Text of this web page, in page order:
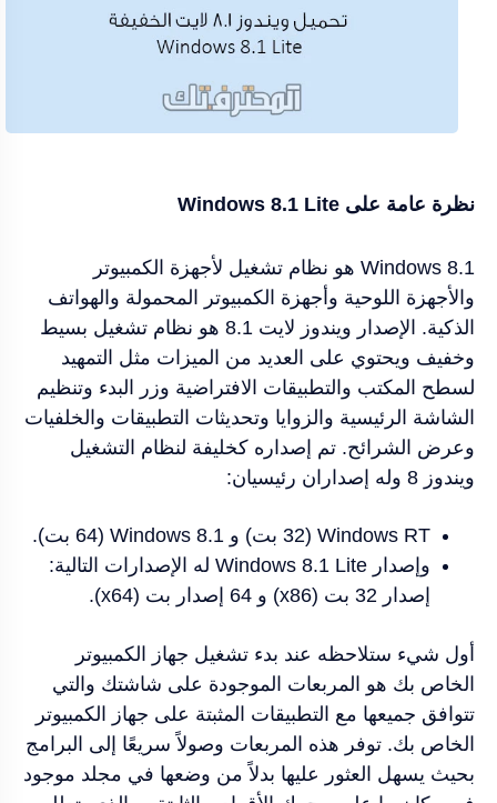
نظرة عامة على Windows 8.1 Lite
Windows 8.1 هو نظام تشغيل لأجهزة الكمبيوتر
والأجهزة اللوحية وأجهزة الكمبيوتر المحمولة والهواتف
الذكية. الإصدار ويندوز لايت 8.1 هو نظام تشغيل بسيط
وخفيف ويحتوي على العديد من الميزات مثل التمهيد
لسطح المكتب والتطبيقات الافتراضية وزر البدء وتنظيم
الشاشة الرئيسية والزوايا وتحديثات التطبيقات والخلفيات
وعرض الشرائح. تم إصداره كخليفة لنظام التشغيل
ويندوز 8 وله إصداران رئيسيان:
Windows RT (32 بت) و Windows 8.1 (64 بت).
وإصدار Windows 8.1 Lite له الإصدارات التالية:
إصدار 32 بت (x86) و 64 إصدار بت (x64).
أول شيء ستلاحظه عند بدء تشغيل جهاز الكمبيوتر
الخاص بك هو المربعات الموجودة على شاشتك والتي
تتوافق جميعها مع التطبيقات المثبتة على جهاز الكمبيوتر
الخاص بك. توفر هذه المربعات وصولاً سريعًا إلى البرامج
بحيث يسهل العثور عليها بدلاً من وضعها في مجلد موجود